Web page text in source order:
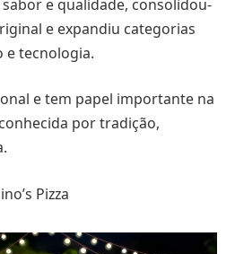
e qualidade, consolidou-
e expandiu categorias
e tecnologia.
e tem papel importante na
por tradição,
Pizza